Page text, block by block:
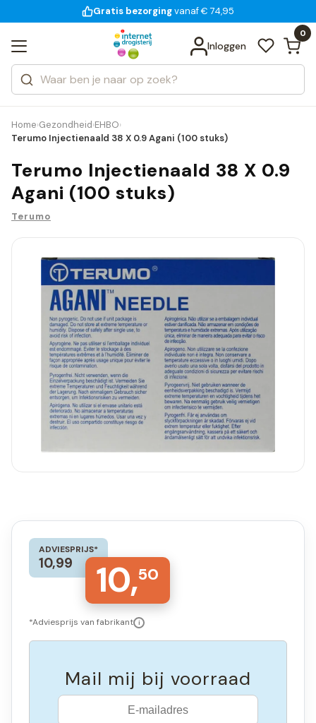
voor 18:00 uur besteld
Gratis bezorgingvanaf € 74,95
14 dagen bedenktijd
Inloggen
0
Zoeken
Categorieën
Merken
Bekijk alle resultaten
Home›Gezondheid›EHBO›
Terumo Injectienaald 38 X 0.9 Agani (100 stuks)
Terumo Injectienaald 38 X 0.9
Agani (100 stuks)
Terumo
ADVIESPRIJS*
10,99 10,50
*Adviesprijs van fabrikant i
Mail mij bij voorraad